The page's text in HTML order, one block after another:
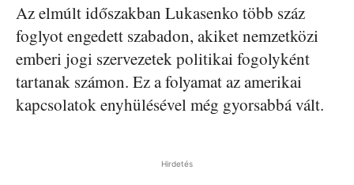
Az elmúlt időszakban Lukasenko több száz
foglyot engedett szabadon, akiket nemzetközi
emberi jogi szervezetek politikai fogolyként
tartanak számon. Ez a folyamat az amerikai
kapcsolatok enyhülésével még gyorsabbá vált.
Hirdetés